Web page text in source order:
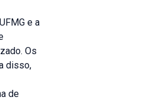
e a
Os
disso,
de